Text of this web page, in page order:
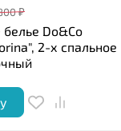
₽
Do&Co
2-х спальное